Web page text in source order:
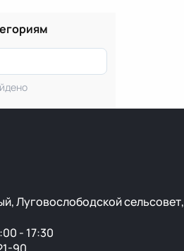
Луговослободской сельсовет,
- 17:30